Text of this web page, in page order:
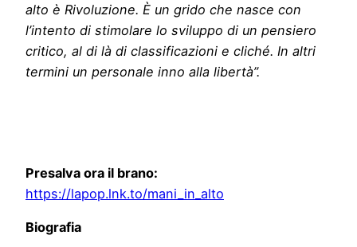
alto è Rivoluzione. È un grido che nasce con
l’intento di stimolare lo sviluppo di un pensiero
critico, al di là di classificazioni e cliché. In altri
termini un personale inno alla libertà”.
Presalva ora il brano:
https://lapop.lnk.to/mani_in_alto
Biografia